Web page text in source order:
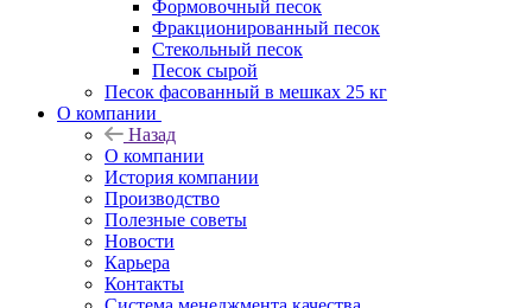
Формовочный песок
Фракционированный песок
Стекольный песок
Песок сырой
Песок фасованный в мешках 25 кг
О компании
Назад
О компании
История компании
Производство
Полезные советы
Новости
Карьера
Контакты